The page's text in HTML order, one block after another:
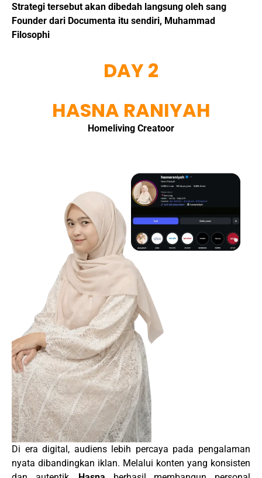
Strategi tersebut akan dibedah langsung oleh sang
Founder dari Documenta itu sendiri, Muhammad
Filosophi
DAY 2
HASNA RANIYAH
Homeliving Creatoor
Di era digital, audiens lebih percaya pada pengalaman
nyata dibandingkan iklan. Melalui konten yang konsisten